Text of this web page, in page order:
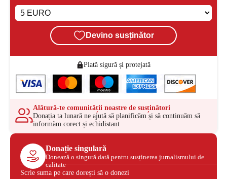
Devino susținător
Plată sigură și protejată
Alătură-te comunității noastre de susținători
Donația ta lunară ne ajută să planificăm și să continuăm să
informăm corect și echidistant
Donație singulară
Donează o singură dată pentru susținerea jurnalismului de
calitate
Scrie suma pe care dorești să o donezi